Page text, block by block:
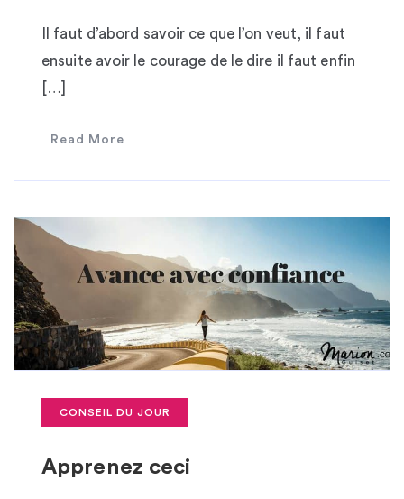
Il faut d’abord savoir ce que l’on veut, il faut
ensuite avoir le courage de le dire il faut enfin
[…]
Read More
CONSEIL DU JOUR
Apprenez ceci